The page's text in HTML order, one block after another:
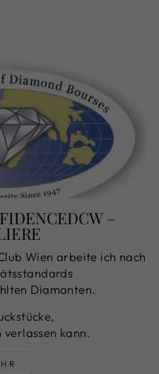
–
Wien arbeite ich nach
Diamanten.
kann.